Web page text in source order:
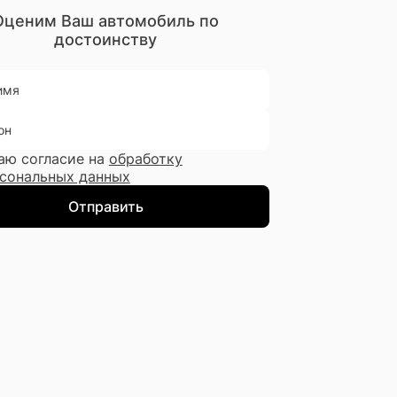
Ваш автомобиль по
достоинству
согласие на обработку
данных
Отправить